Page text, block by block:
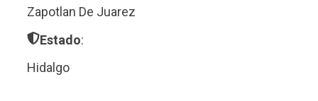
Zapotlan De Juarez
Estado:
Hidalgo